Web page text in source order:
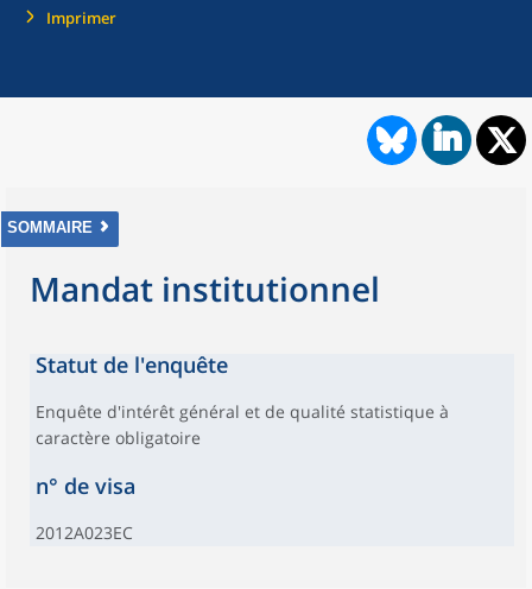
Imprimer
SOMMAIRE
Mandat institutionnel
Statut de l'enquête
Enquête d'intérêt général et de qualité statistique à
caractère obligatoire
n° de visa
2012A023EC